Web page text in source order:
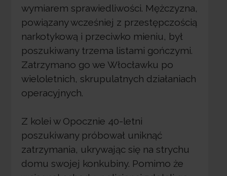
wymiarem sprawiedliwości. Mężczyzna,
powiązany wcześniej z przestępczością
narkotykową i przeciwko mieniu, był
poszukiwany trzema listami gończymi.
Zatrzymano go we Włocławku po
wieloletnich, skrupulatnych działaniach
operacyjnych.
Z kolei w Opocznie 40-letni
poszukiwany próbował uniknąć
zatrzymania, ukrywając się na strychu
domu swojej konkubiny. Pomimo że